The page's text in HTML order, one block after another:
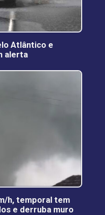
Atlântico e
alerta
h, temporal tem
e derruba muro